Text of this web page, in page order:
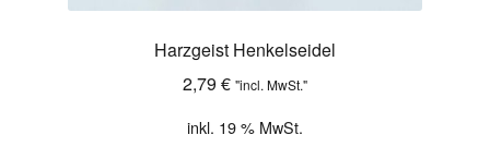
Harzgeist Henkelseidel
2,79 € "incl. MwSt."
inkl. 19 % MwSt.